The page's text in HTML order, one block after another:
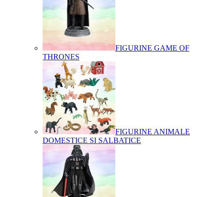
FIGURINE GAME OF
THRONES
FIGURINE ANIMALE
DOMESTICE SI SALBATICE